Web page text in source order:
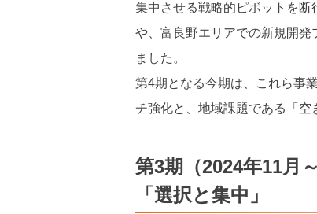
集中させる戦略的ピボットを
や、富良野エリアでの新規開
ました。
第4期となる今期は、これら事
チ強化と、地域課題である「空
第3期（2024年11月
「選択と集中」